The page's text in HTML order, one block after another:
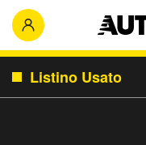
Listino Usato